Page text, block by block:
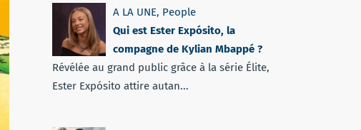
A LA UNE, People
Qui est Ester Expósito, la
compagne de Kylian Mbappé ?
Révélée au grand public grâce à la série Élite,
Ester Expósito attire autan...